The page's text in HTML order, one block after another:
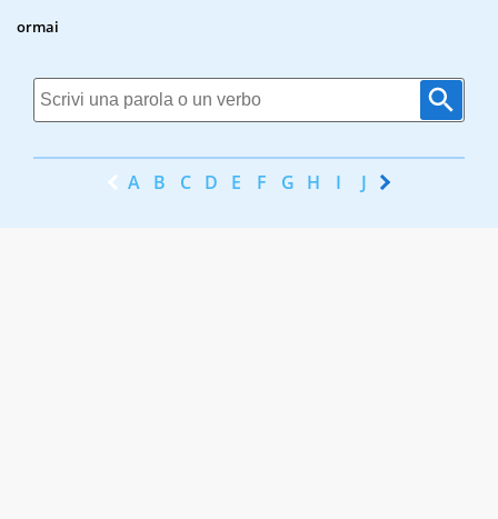
ormai
A B C D E F G H I J K